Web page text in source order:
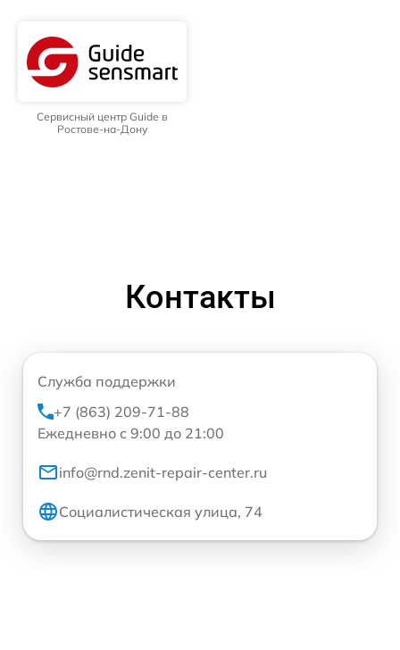
Сервисный центр Guide в
Ростове-на-Дону
Контакты
Служба поддержки
+7 (863) 209-71-88
Ежедневно с 9:00 до 21:00
info@rnd.zenit-repair-center.ru
Социалистическая улица, 74